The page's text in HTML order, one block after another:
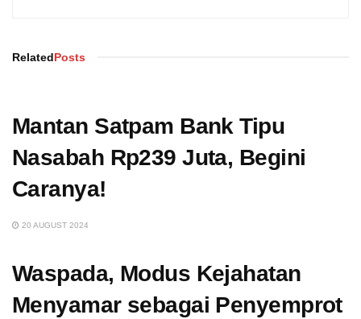
RelatedPosts
Mantan Satpam Bank Tipu
Nasabah Rp239 Juta, Begini
Caranya!
20 AUGUST 2024
Waspada, Modus Kejahatan
Menyamar sebagai Penyemprot